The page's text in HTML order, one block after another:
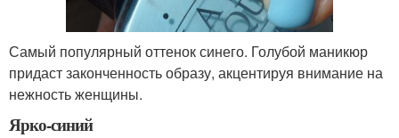
Самый популярный оттенок синего. Голубой маникюр
придаст законченность образу, акцентируя внимание на
нежность женщины.
Ярко-синий